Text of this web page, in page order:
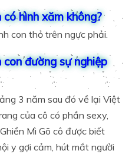
hình xăm không?
con thỏ trên ngực phải.
con đường sự nghiệp
3 năm sau đó về lại Việt
của cô có phần sexy,
Mì Gõ cô được biết
y gợi cảm, hút mắt người